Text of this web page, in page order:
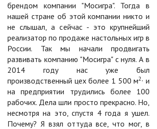
брендом компании "Мосигра". Тогда в
нашей стране об этой компании никто и
не слышал, а сейчас - это крупнейший
реализатор по продаже настольных игр в
России. Так мы начали продвигать
развивать компанию "Мосигра" с нуля. А в
2014 году нас уже был
производственный цех более 1 500 м2, и
на предприятии трудились более 100
рабочих. Дела шли просто прекрасно. Но,
несмотря на это, спустя 4 года я ушел.
Почему? Я взял оттуда все, что мог, в